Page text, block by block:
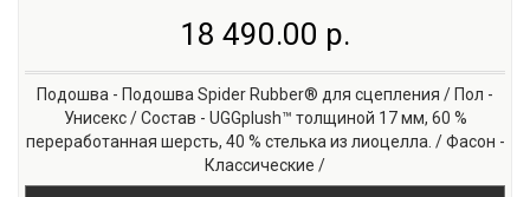
18 490.00 р.
Подошва - Подошва Spider Rubber® для сцепления / Пол -
Унисекс / Состав - UGGplush™ толщиной 17 мм, 60 %
переработанная шерсть, 40 % стелька из лиоцелла. / Фасон -
Классические /